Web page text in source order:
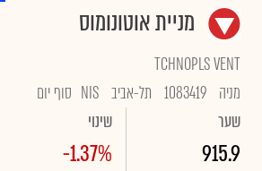
מניית אוטונומוס
TCHNOPLS VENT
מניה 1083419 תל-אביב NIS סוף יום
שער
915.9
שינוי
-1.37%